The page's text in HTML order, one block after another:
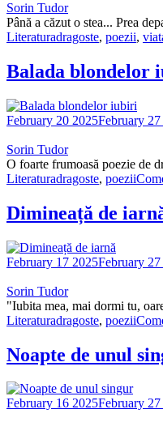
Sorin Tudor
Până a căzut o stea... Prea
Literaturadragoste, poezii,
Balada blondelor
February 20 2025February
Sorin Tudor
O foarte frumoasă poezie de
Literaturadragoste, poezii
Dimineață de
February 17 2025February
Sorin Tudor
"Iubita mea, mai dormi tu,
Literaturadragoste, poezii
Noapte de unul
February 16 2025February